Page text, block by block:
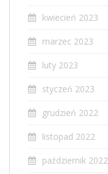
kwiecień 2023
marzec 2023
luty 2023
styczeń 2023
grudzień 2022
listopad 2022
październik 2022